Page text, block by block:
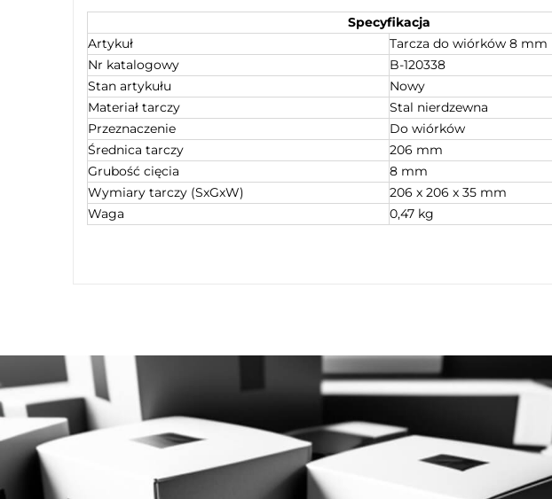
Specyfikacja
Artykuł
Tarcza do wiórków 8 mm
Nr katalogowy
B-120338
Stan artykułu
Nowy
Materiał tarczy
Stal nierdzewna
Przeznaczenie
Do wiórków
Średnica tarczy
206 mm
Grubość cięcia
8 mm
Wymiary tarczy (SxGxW)
206 x 206 x 35 mm
Waga
0,47 kg